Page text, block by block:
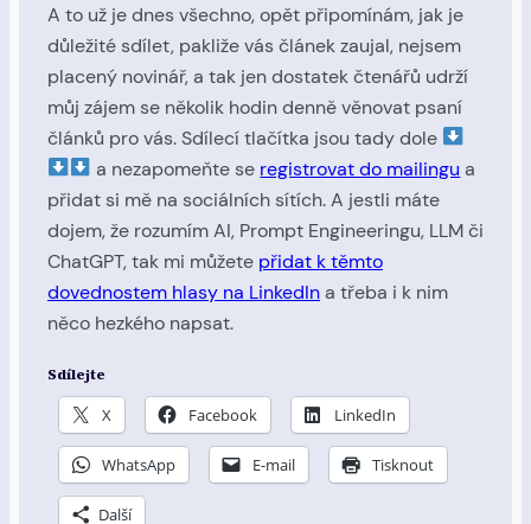
A to už je dnes všechno, opět připomínám, jak je
důležité sdílet, pakliže vás článek zaujal, nejsem
placený novinář, a tak jen dostatek čtenářů udrží
můj zájem se několik hodin denně věnovat psaní
článků pro vás. Sdílecí tlačítka jsou tady dole
a nezapomeňte se registrovat do mailingu a
přidat si mě na sociálních sítích. A jestli máte
dojem, že rozumím AI, Prompt Engineeringu, LLM či
ChatGPT, tak mi můžete přidat k těmto
dovednostem hlasy na LinkedIna třeba i k nim
něco hezkého napsat.
Sdílejte
X Facebook LinkedIn
WhatsApp E-mail Tisknout
Další